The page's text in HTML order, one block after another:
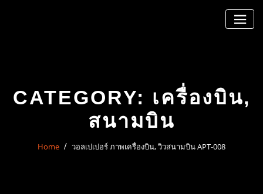
CATEGORY: เครื่องบิน,
สนามบิน
Home วอลเปเปอร์ ภาพเครื่องบิน, วิวสนามบิน APT-008